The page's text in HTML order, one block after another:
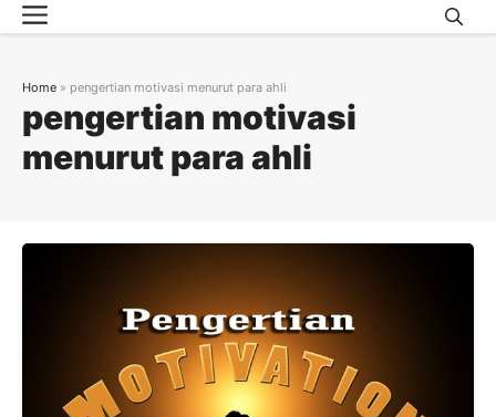
Skip
to
Menu
pengertian motivasi
menurut para ahli
Home » pengertian motivasi menurut para ahli